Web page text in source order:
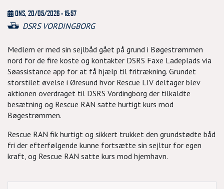
ONS, 20/05/2026 - 15:57
DSRS VORDINGBORG
Medlem er med sin sejlbåd gået på grund i Bøgestrømmen
nord for de fire koste og kontakter DSRS Faxe Ladeplads via
Søassistance app for at få hjælp til fritrækning. Grundet
storstilet øvelse i Øresund hvor Rescue LIV deltager blev
aktionen overdraget til DSRS Vordingborg der tilkaldte
besætning og Rescue RAN satte hurtigt kurs mod
Bøgestrømmen.
Rescue RAN fik hurtigt og sikkert trukket den grundstødte båd
fri der efterfølgende kunne fortsætte sin sejltur for egen
kraft, og Rescue RAN satte kurs mod hjemhavn.